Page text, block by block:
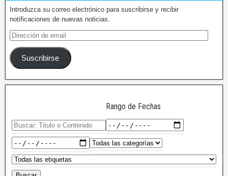
Introduzca su correo electrónico para suscribirse y recibir
notificaciones de nuevas noticias.
Suscribirse
Rango de Fechas